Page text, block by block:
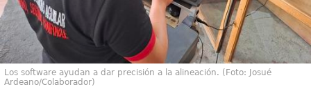
Los software ayudan a dar precisión a la alineación. (Foto: Josué
Ardeano/Colaborador)